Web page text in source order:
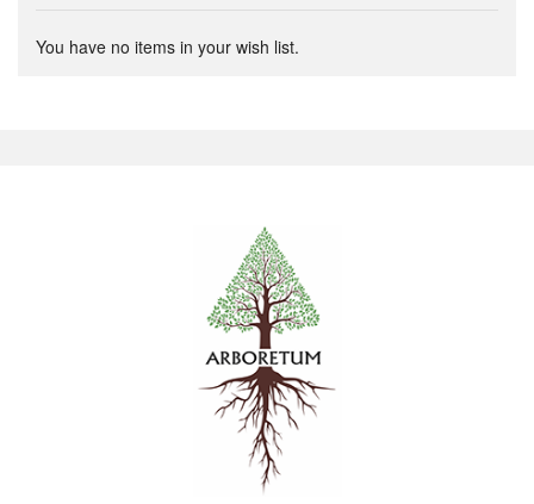
You have no items in your wish list.